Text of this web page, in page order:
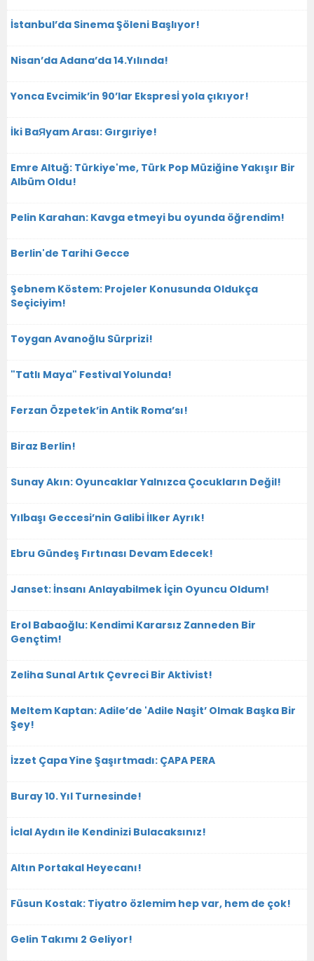
İstanbul’da Sinema Şöleni Başlıyor!
Nisan’da Adana’da 14.Yılında!
Yonca Evcimik’in 90’lar Ekspresİ yola çıkıyor!
İki BaЯyam Arası: Gırgıriye!
Emre Altuğ: Türkiye'me, Türk Pop Müziğine Yakışır Bir
Albüm Oldu!
Pelin Karahan: Kavga etmeyi bu oyunda öğrendim!
Berlin'de Tarihi Gecce
Şebnem Köstem: Projeler Konusunda Oldukça
Seçiciyim!
Toygan Avanoğlu Sürprizi!
"Tatlı Maya" Festival Yolunda!
Ferzan Özpetek’in Antik Roma’sı!
Biraz Berlin!
Sunay Akın: Oyuncaklar Yalnızca Çocukların Değil!
Yılbaşı Geccesi’nin Galibi İlker Ayrık!
Ebru Gündeş Fırtınası Devam Edecek!
Janset: İnsanı Anlayabilmek İçin Oyuncu Oldum!
Erol Babaoğlu: Kendimi Kararsız Zanneden Bir
Gençtim!
Zeliha Sunal Artık Çevreci Bir Aktivist!
Meltem Kaptan: Adile’de 'Adile Naşit’ Olmak Başka Bir
Şey!
İzzet Çapa Yine Şaşırtmadı: ÇAPA PERA
Buray 10. Yıl Turnesinde!
İclal Aydın ile Kendinizi Bulacaksınız!
Altın Portakal Heyecanı!
Füsun Kostak: Tiyatro özlemim hep var, hem de çok!
Gelin Takımı 2 Geliyor!